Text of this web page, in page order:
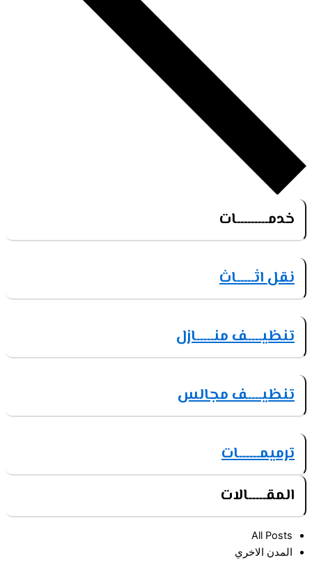
خدمـــــــــات
نقل اثـــــاث
تنظيــــف منـــــازل
تنظيــــف مجالس
ترميمــــــات
المقـــــالات
All Posts
المدن الاخري